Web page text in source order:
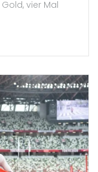
vier Mal